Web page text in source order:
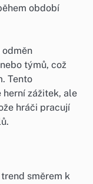
období
odměn
týmů, což
Tento
zážitek, ale
hráči pracují
směrem k